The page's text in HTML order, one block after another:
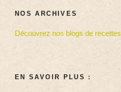
NOS ARCHIVES
Découvrez nos blogs de recettes
EN SAVOIR PLUS :